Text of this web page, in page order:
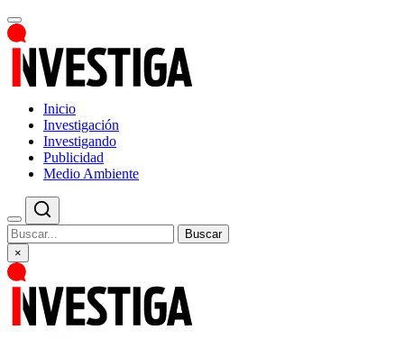
Inicio
Investigación
Investigando
Publicidad
Medio Ambiente
Buscar
×